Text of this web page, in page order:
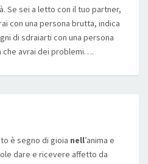
Se sei a letto con il tuo partner,
con una persona brutta, indica
di sdraiarti con una persona
avrai dei problemi….
è segno di gioia nell’anima e
dare e ricevere affetto da